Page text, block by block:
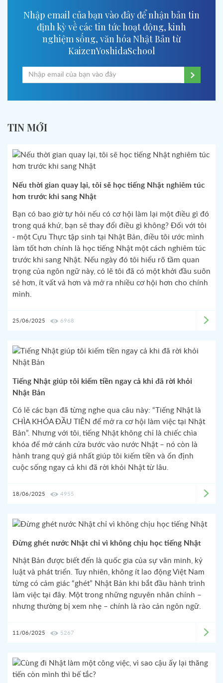
Nhập email của bạn vào đây để nhận bản tin
định kỳ về các tin tức hoạt động, kinh
nghiệm sống, văn hóa Nhật Bản từ
KaizenYoshidaSchool
TIN MỚI
Nếu thời gian quay lại, tôi sẽ học tiếng Nhật nghiêm túc
hơn trước khi sang Nhật
Bạn có bao giờ tự hỏi nếu có cơ hội làm lại một điều gì đó
trong quá khứ, bạn sẽ thay đổi điều gì không? Đối với tôi
- một Cựu Thực tập sinh tại Nhật Bản, điều tôi ước mình
làm tốt hơn chính là học tiếng Nhật một cách nghiêm túc
trước khi sang Nhật. Nếu ngày đó tôi hiểu rõ tầm quan
trọng của ngôn ngữ này, có lẽ tôi đã có một khởi đầu suôn
sẻ hơn, ít vất vả hơn và mở ra nhiều cơ hội hơn cho chính
mình.
25/06/2025 6968
Tiếng Nhật giúp tôi kiếm tiền ngay cả khi đã rời khỏi
Nhật Bản
Có lẽ các bạn đã từng nghe qua câu này: “Tiếng Nhật là
CHÌA KHÓA ĐẦU TIÊN để mở ra cơ hội làm việc tại Nhật
Bản”. Nhưng với tôi, tiếng Nhật không chỉ là chiếc chìa
khóa để mở cánh cửa bước vào nước Nhật – nó còn là
hành trang quý giá nhất giúp tôi kiếm tiền và ổn định
cuộc sống ngay cả khi đã rời khỏi Nhật từ lâu.
18/06/2025 4955
Đừng ghét nước Nhật chỉ vì không chịu học tiếng Nhật
Nhật Bản được biết đến là quốc gia của sự văn minh, kỷ
luật và phát triển. Tuy nhiên, không ít lao động Việt Nam
từng có cảm giác “ghét” Nhật Bản khi bắt đầu hành trình
làm việc tại đây. Một trong những nguyên nhân chính –
nhưng thường bị xem nhẹ – chính là rào cản ngôn ngữ.
11/06/2025 5267